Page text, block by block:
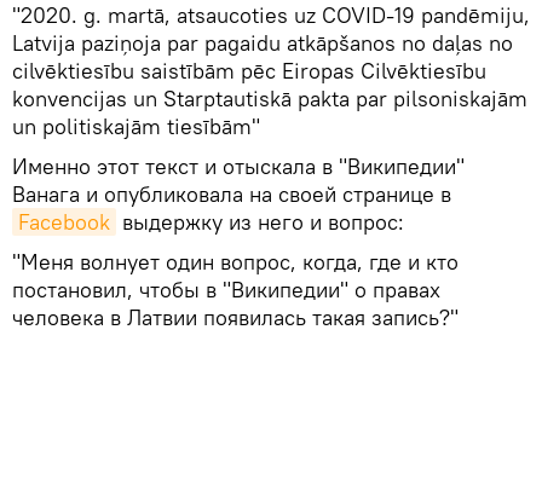
"2020. g. martā, atsaucoties uz COVID-19 pandēmiju,
Latvija paziņoja par pagaidu atkāpšanos no daļas no
cilvēktiesību saistībām pēc Eiropas Cilvēktiesību
konvencijas un Starptautiskā pakta par pilsoniskajām
un politiskajām tiesībām"
Именно этот текст и отыскала в "Википедии"
Ванага и опубликовала на своей странице в
Facebook выдержку из него и вопрос:
"Меня волнует один вопрос, когда, где и кто
постановил, чтобы в "Википедии" о правах
человека в Латвии появилась такая запись?"